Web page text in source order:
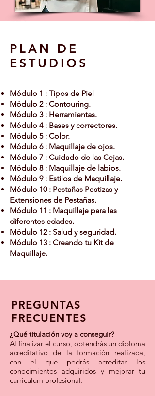
PLAN DE
ESTUDIOS
Módulo 1 : Tipos de Piel
Módulo 2 : Contouring.
Módulo 3 : Herramientas.
Módulo 4 : Bases y correctores.
Módulo 5 : Color.
Módulo 6 : Maquillaje de ojos.
Módulo 7 : Cuidado de las Cejas.
Módulo 8 : Maquillaje de labios.
Módulo 9 : Estilos de Maquillaje.
Módulo 10 : Pestañas Postizas y
Extensiones de Pestañas.
Módulo 11 : Maquillaje para las
diferentes edades.
Módulo 12 : Salud y seguridad.
Módulo 13 : Creando tu Kit de
Maquillaje.
PREGUNTAS
FRECUENTES
¿Qué titulación voy a conseguir?
Al finalizar el curso, obtendrás un diploma
acreditativo de la formación realizada,
con el que podrás acreditar los
conocimientos adquiridos y mejorar tu
currículum profesional.